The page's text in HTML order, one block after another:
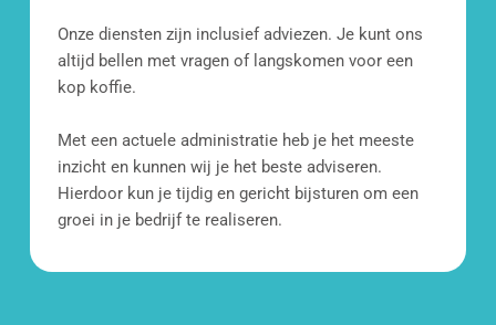
Onze diensten zijn inclusief adviezen. Je kunt ons
altijd bellen met vragen of langskomen voor een
kop koffie.
Met een actuele administratie heb je het meeste
inzicht en kunnen wij je het beste adviseren.
Hierdoor kun je tijdig en gericht bijsturen om een
groei in je bedrijf te realiseren.